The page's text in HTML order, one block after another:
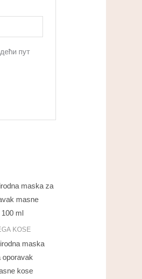
пут
KOSE
maska
oporavak
kose